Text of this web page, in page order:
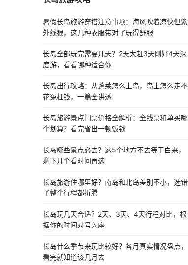
暑假长岛旅游穿搭注意事项：海风吹着凉快但紫
外线狠，这几种衣服带对了玩得舒服
长岛全部玩完需要几天？2天太赶3天刚好4天深
度游，看看哪种适合你
长岛出行攻略：从蓬莱怎么上岛，岛上怎么走不
花冤枉钱，一篇全讲透
长岛旅游景点门票价格全解析：全线票和单买哪
个划算？看完省出一顿饭钱
长岛哪些景点必去？这5个地方不去等于白来，
剩下几个看时间再选
长岛旅游住哪里好？南岛和北岛差别不小，选错
了整个行程都折腾
长岛玩几天合适？2天、3天、4天行程对比，根
据你的时间对号入座
长岛什么季节来玩比较好？各月真实情况盘点，
看完就知道该几月去